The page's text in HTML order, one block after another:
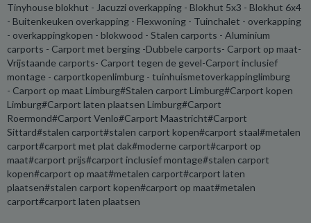
Tinyhouse blokhut - Jacuzzi overkapping - Blokhut 5x3 - Blokhut 6x4
- Buitenkeuken overkapping - Flexwoning - Tuinchalet - overkapping
- overkappingkopen - blokwood - Stalen carports - Aluminium
carports - Carport met berging -Dubbele carports- Carport op maat-
Vrijstaande carports- Carport tegen de gevel-Carport inclusief
montage - carportkopenlimburg - tuinhuismetoverkappinglimburg
- Carport op maat Limburg#Stalen carport Limburg#Carport kopen
Limburg#Carport laten plaatsen Limburg#Carport
Roermond#Carport Venlo#Carport Maastricht#Carport
Sittard#stalen carport#stalen carport kopen#carport staal#metalen
carport#carport met plat dak#moderne carport#carport op
maat#carport prijs#carport inclusief montage#stalen carport
kopen#carport op maat#metalen carport#carport laten
plaatsen#stalen carport kopen#carport op maat#metalen
carport#carport laten plaatsen